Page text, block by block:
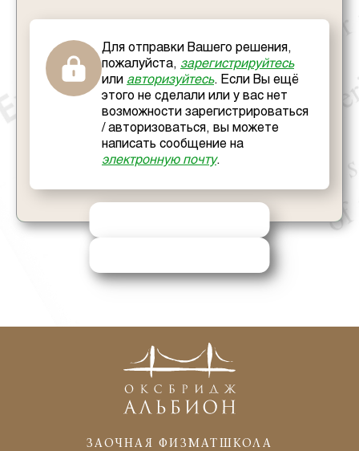
Для отправки Вашего решения,
пожалуйста, зарегистрируйтесь
или авторизуйтесь. Если Вы ещё
этого не сделали или у вас нет
возможности зарегистрироваться
/ авторизоваться, вы можете
написать сообщение на
электронную почту.
ЗАОЧНАЯ ФИЗМАТШКОЛА